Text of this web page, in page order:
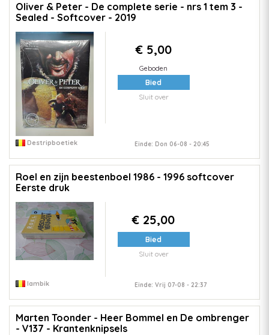
Oliver & Peter - De complete serie - nrs 1 tem 3 -
Sealed - Softcover - 2019
€ 5,00
Geboden
Bied
Sluit over
Destripboetiek Einde: Don 06-08 - 20:45
Roel en zijn beestenboel 1986 - 1996 softcover
Eerste druk
€ 25,00
Bied
Sluit over
lambik Einde: Vrij 07-08 - 22:37
Marten Toonder - Heer Bommel en De ombrenger
- V137 - Krantenknipsels